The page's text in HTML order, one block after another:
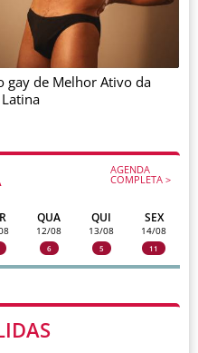
gay de Melhor Ativo da
AGENDA
COMPLETA >
QUA
12/08
6
QUI
13/08
5
SEX
14/08
11